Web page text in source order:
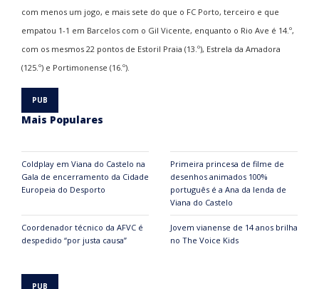
com menos um jogo, e mais sete do que o FC Porto, terceiro e que
empatou 1-1 em Barcelos com o Gil Vicente, enquanto o Rio Ave é 14.º,
com os mesmos 22 pontos de Estoril Praia (13.º), Estrela da Amadora
(125.º) e Portimonense (16.º).
Mais Populares
Coldplay em Viana do Castelo na
Gala de encerramento da Cidade
Europeia do Desporto
Primeira princesa de filme de
desenhos animados 100%
português é a Ana da lenda de
Viana do Castelo
Coordenador técnico da AFVC é
despedido “por justa causa”
Jovem vianense de 14 anos brilha
no The Voice Kids